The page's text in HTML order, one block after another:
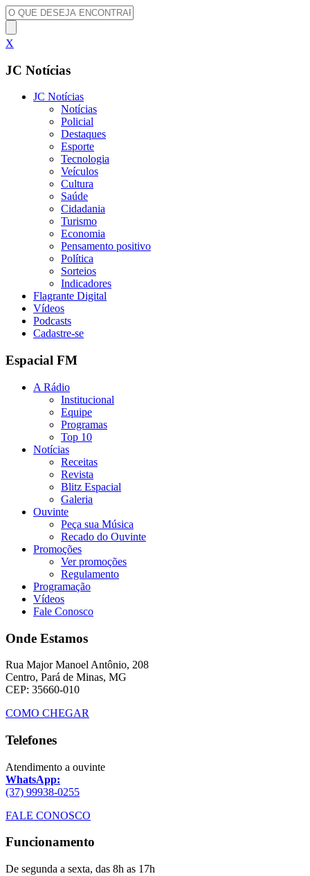
X
JC Notícias
JC Notícias
Notícias
Policial
Destaques
Esporte
Tecnologia
Veículos
Cultura
Saúde
Cidadania
Turismo
Economia
Pensamento positivo
Política
Sorteios
Indicadores
Flagrante Digital
Vídeos
Podcasts
Cadastre-se
Espacial FM
A Rádio
Institucional
Equipe
Programas
Top 10
Notícias
Receitas
Revista
Blitz Espacial
Galeria
Ouvinte
Peça sua Música
Recado do Ouvinte
Promoções
Ver promoções
Regulamento
Programação
Vídeos
Fale Conosco
Onde Estamos
Rua Major Manoel Antônio, 208
Centro, Pará de Minas, MG
CEP: 35660-010
COMO CHEGAR
Telefones
Atendimento a ouvinte
WhatsApp:
(37) 99938-0255
FALE CONOSCO
Funcionamento
De segunda a sexta, das 8h as 17h